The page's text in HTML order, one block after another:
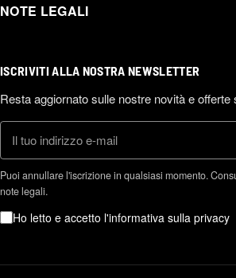
NOTE LEGALI
ISCRIVITI ALLA NOSTRA NEWSLETTER
Resta aggiornato sulle nostre novità e offerte
Puoi annullare l'iscrizione in qualsiasi momento.
note legali.
Ho letto e accetto l'informativa sulla privacy